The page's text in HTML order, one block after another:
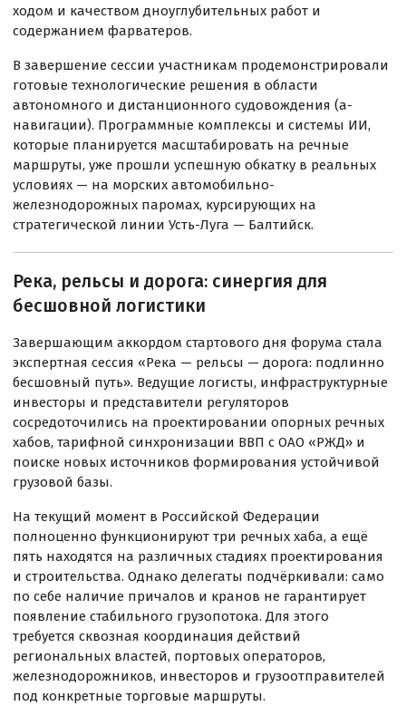
ходом и качеством дноуглубительных работ и
содержанием фарватеров.
В завершение сессии участникам продемонстрировали
готовые технологические решения в области
автономного и дистанционного судовождения (а-
навигации). Программные комплексы и системы ИИ,
которые планируется масштабировать на речные
маршруты, уже прошли успешную обкатку в реальных
условиях — на морских автомобильно-
железнодорожных паромах, курсирующих на
стратегической линии Усть-Луга — Балтийск.
Река, рельсы и дорога: синергия для
бесшовной логистики
Завершающим аккордом стартового дня форума стала
экспертная сессия «Река — рельсы — дорога: подлинно
бесшовный путь». Ведущие логисты, инфраструктурные
инвесторы и представители регуляторов
сосредоточились на проектировании опорных речных
хабов, тарифной синхронизации ВВП с ОАО «РЖД» и
поиске новых источников формирования устойчивой
грузовой базы.
На текущий момент в Российской Федерации
полноценно функционируют три речных хаба, а ещё
пять находятся на различных стадиях проектирования
и строительства. Однако делегаты подчёркивали: само
по себе наличие причалов и кранов не гарантирует
появление стабильного грузопотока. Для этого
требуется сквозная координация действий
региональных властей, портовых операторов,
железнодорожников, инвесторов и грузоотправителей
под конкретные торговые маршруты.